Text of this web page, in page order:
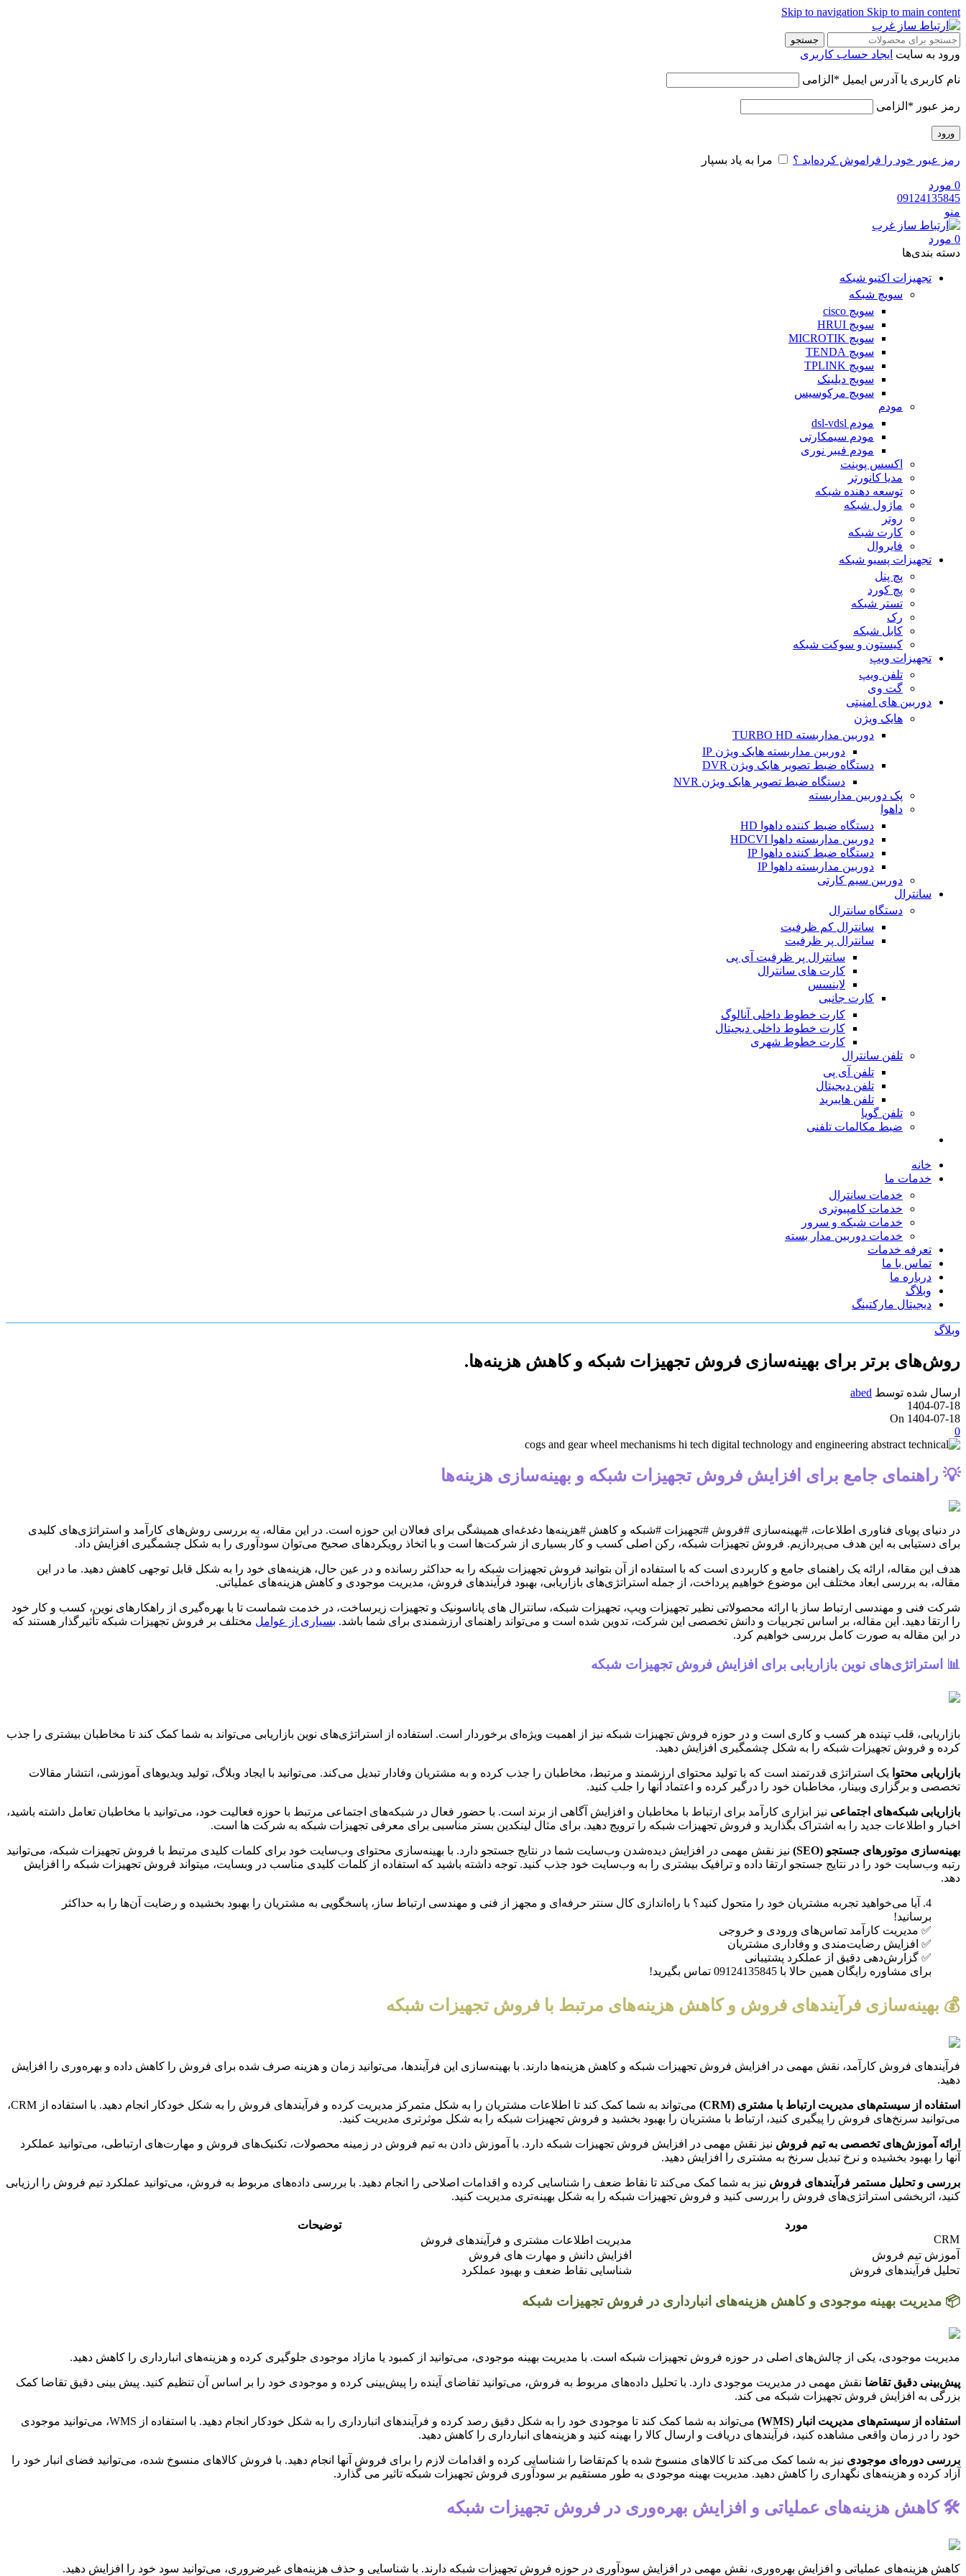
Skip to navigation Skip to main content
جستجو
ورود به سایت ایجاد حساب کاربری
نام کاربری یا آدرس ایمیل * الزامی
رمز عبور * الزامی
ورود
رمز عبور خود را فراموش کرده‌اید ؟ مرا به یاد بسپار
0 مورد
09124135845
منو
0 مورد
دسته‌ بندی‌ها
تجهیزات اکتیو شبکه
سویچ شبکه
سویچ cisco
سویچ HRUI
سویچ MICROTIK
سویچ TENDA
سویچ TPLINK
سویچ دیلینک
سویچ مرکوسیس
مودم
مودم dsl-vdsl
مودم سیمکارتی
مودم فیبر نوری
اکسس پوینت
مدیا کانورتر
توسعه دهنده شبکه
ماژول شبکه
روتر
کارت شبکه
فایروال
تجهیزات پسیو شبکه
پچ پنل
پچ کورد
تستر شبکه
رک
کابل شبکه
کیستون و سوکت شبکه
تجهیزات ویپ
تلفن ویپ
گت وی
دوربین های امنیتی
هایک ویژن
دوربین مداربسته TURBO HD
دوربین مداربسته هایک ویژن IP
دستگاه ضبط تصویر هایک ویژن DVR
دستگاه ضبط تصویر هایک ویژن NVR
پک دوربین مداربسته
داهوا
دستگاه ضبط کننده داهوا HD
دوربین مداربسته داهوا HDCVI
دستگاه ضبط کننده داهوا IP
دوربین مداربسته داهوا IP
دوربین سیم کارتی
سانترال
دستگاه سانترال
سانترال کم ظرفیت
سانترال پر ظرفیت
سانترال پر ظرفیت آی پی
کارت های سانترال
لاینسس
کارت جانبی
کارت خطوط داخلی آنالوگ
کارت خطوط داخلی دیجیتال
کارت خطوط شهری
تلفن سانترال
تلفن آی پی
تلفن دیجیتال
تلفن هایبرید
تلفن گویا
ضبط مکالمات تلفنی
خانه
خدمات ما
خدمات سانترال
خدمات کامپیوتری
خدمات شبکه و سرور
خدمات دوربین مدار بسته
تعرفه خدمات
تماس با ما
درباره ما
وبلاگ
دیجیتال مارکتینگ
وبلاگ
روش‌های برتر برای بهینه‌سازی فروش تجهیزات شبکه و کاهش هزینه‌ها.
ارسال شده توسط abed
1404-07-18
On 1404-07-18
0
💡 راهنمای جامع برای افزایش فروش تجهیزات شبکه و بهینه‌سازی هزینه‌ها
در دنیای پویای فناوری اطلاعات، #بهینه‌سازی #فروش #تجهیزات #شبکه و کاهش #هزینه‌ها دغدغه‌ای همیشگی برای فعالان این حوزه است. در این مقاله، به بررسی روش‌های کارآمد و استراتژی‌های کلیدی
برای دستیابی به این هدف می‌پردازیم. فروش تجهیزات شبکه، رکن اصلی کسب و کار بسیاری از شرکت‌ها است و با اتخاذ رویکردهای صحیح می‌توان سودآوری را به شکل چشمگیری افزایش داد.
هدف این مقاله، ارائه یک راهنمای جامع و کاربردی است که با استفاده از آن بتوانید فروش تجهیزات شبکه را به حداکثر رسانده و در عین حال، هزینه‌های خود را به شکل قابل توجهی کاهش دهید. ما در این
مقاله، به بررسی ابعاد مختلف این موضوع خواهیم پرداخت، از جمله استراتژی‌های بازاریابی، بهبود فرآیندهای فروش، مدیریت موجودی و کاهش هزینه‌های عملیاتی.
شرکت فنی و مهندسی ارتباط ساز با ارائه محصولاتی نظیر تجهیزات ویپ، تجهیزات شبکه، سانترال های پاناسونیک و تجهیزات زیرساخت، در خدمت شماست تا با بهره‌گیری از راهکارهای نوین، کسب و کار خود
را ارتقا دهید. این مقاله، بر اساس تجربیات و دانش تخصصی این شرکت، تدوین شده است و می‌تواند راهنمای ارزشمندی برای شما باشد. بسیاری از عوامل مختلف بر فروش تجهیزات شبکه تأثیرگذار هستند که
در این مقاله به صورت کامل بررسی خواهیم کرد.
📊 استراتژی‌های نوین بازاریابی برای افزایش فروش تجهیزات شبکه
بازاریابی، قلب تپنده هر کسب و کاری است و در حوزه فروش تجهیزات شبکه نیز از اهمیت ویژه‌ای برخوردار است. استفاده از استراتژی‌های نوین بازاریابی می‌تواند به شما کمک کند تا مخاطبان بیشتری را جذب
کرده و فروش تجهیزات شبکه را به شکل چشمگیری افزایش دهید.
بازاریابی محتوا یک استراتژی قدرتمند است که با تولید محتوای ارزشمند و مرتبط، مخاطبان را جذب کرده و به مشتریان وفادار تبدیل می‌کند. می‌توانید با ایجاد وبلاگ، تولید ویدیوهای آموزشی، انتشار مقالات
تخصصی و برگزاری وبینار، مخاطبان خود را درگیر کرده و اعتماد آنها را جلب کنید.
بازاریابی شبکه‌های اجتماعی نیز ابزاری کارآمد برای ارتباط با مخاطبان و افزایش آگاهی از برند است. با حضور فعال در شبکه‌های اجتماعی مرتبط با حوزه فعالیت خود، می‌توانید با مخاطبان تعامل داشته باشید،
اخبار و اطلاعات جدید را به اشتراک بگذارید و فروش تجهیزات شبکه را ترویج دهید. برای مثال لینکدین بستر مناسبی برای معرفی تجهیزات شبکه به شرکت ها است.
بهینه‌سازی موتورهای جستجو (SEO)
نیز نقش مهمی در افزایش دیده‌شدن وب‌سایت شما در نتایج جستجو دارد. با بهینه‌سازی محتوای وب‌سایت خود برای کلمات کلیدی مرتبط با فروش تجهیزات شبکه، می‌توانید
رتبه وب‌سایت خود را در نتایج جستجو ارتقا داده و ترافیک بیشتری را به وب‌سایت خود جذب کنید. توجه داشته باشید که استفاده از کلمات کلیدی مناسب در وبسایت، میتواند فروش تجهیزات شبکه را افزایش
دهد.
4. آیا می‌خواهید تجربه مشتریان خود را متحول کنید؟ با راه‌اندازی کال سنتر حرفه‌ای و مجهز از فنی و مهندسی ارتباط ساز، پاسخگویی به مشتریان را بهبود بخشیده و رضایت آن‌ها را به حداکثر
برسانید!
✅ مدیریت کارآمد تماس‌های ورودی و خروجی
✅ افزایش رضایت‌مندی و وفاداری مشتریان
✅ گزارش‌دهی دقیق از عملکرد پشتیبانی
برای مشاوره رایگان همین حالا با 09124135845 تماس بگیرید!
💰 بهینه‌سازی فرآیندهای فروش و کاهش هزینه‌های مرتبط با فروش تجهیزات شبکه
فرآیندهای فروش کارآمد، نقش مهمی در افزایش فروش تجهیزات شبکه و کاهش هزینه‌ها دارند. با بهینه‌سازی این فرآیندها، می‌توانید زمان و هزینه صرف شده برای فروش را کاهش داده و بهره‌وری را افزایش
دهید.
استفاده از سیستم‌های مدیریت ارتباط با مشتری (CRM)
می‌تواند به شما کمک کند تا اطلاعات مشتریان را به شکل متمرکز مدیریت کرده و فرآیندهای فروش را به شکل خودکار انجام دهید. با استفاده از CRM،
می‌توانید سرنخ‌های فروش را پیگیری کنید، ارتباط با مشتریان را بهبود بخشید و فروش تجهیزات شبکه را به شکل موثرتری مدیریت کنید.
ارائه آموزش‌های تخصصی به تیم فروش نیز نقش مهمی در افزایش فروش تجهیزات شبکه دارد. با آموزش دادن به تیم فروش در زمینه محصولات، تکنیک‌های فروش و مهارت‌های ارتباطی، می‌توانید عملکرد
آنها را بهبود بخشیده و نرخ تبدیل سرنخ به مشتری را افزایش دهید.
بررسی و تحلیل مستمر فرآیندهای فروش نیز به شما کمک می‌کند تا نقاط ضعف را شناسایی کرده و اقدامات اصلاحی را انجام دهید. با بررسی داده‌های مربوط به فروش، می‌توانید عملکرد تیم فروش را ارزیابی
کنید، اثربخشی استراتژی‌های فروش را بررسی کنید و فروش تجهیزات شبکه را به شکل بهینه‌تری مدیریت کنید.
مورد
توضیحات
CRM
مدیریت اطلاعات مشتری و فرآیندهای فروش
آموزش تیم فروش
افزایش دانش و مهارت های فروش
تحلیل فرآیندهای فروش
شناسایی نقاط ضعف و بهبود عملکرد
📦 مدیریت بهینه موجودی و کاهش هزینه‌های انبارداری در فروش تجهیزات شبکه
مدیریت موجودی، یکی از چالش‌های اصلی در حوزه فروش تجهیزات شبکه است. با مدیریت بهینه موجودی، می‌توانید از کمبود یا مازاد موجودی جلوگیری کرده و هزینه‌های انبارداری را کاهش دهید.
پیش‌بینی دقیق تقاضا نقش مهمی در مدیریت موجودی دارد. با تحلیل داده‌های مربوط به فروش، می‌توانید تقاضای آینده را پیش‌بینی کرده و موجودی خود را بر اساس آن تنظیم کنید. پیش بینی دقیق تقاضا کمک
بزرگی به افزایش فروش تجهیزات شبکه می کند.
استفاده از سیستم‌های مدیریت انبار (WMS)
می‌تواند به شما کمک کند تا موجودی خود را به شکل دقیق رصد کرده و فرآیندهای انبارداری را به شکل خودکار انجام دهید. با استفاده از WMS، می‌توانید موجودی
خود را در زمان واقعی مشاهده کنید، فرآیندهای دریافت و ارسال کالا را بهینه کنید و هزینه‌های انبارداری را کاهش دهید.
بررسی دوره‌ای موجودی نیز به شما کمک می‌کند تا کالاهای منسوخ شده یا کم‌تقاضا را شناسایی کرده و اقدامات لازم را برای فروش آنها انجام دهید. با فروش کالاهای منسوخ شده، می‌توانید فضای انبار خود را
آزاد کرده و هزینه‌های نگهداری را کاهش دهید. مدیریت بهینه موجودی به طور مستقیم بر سودآوری فروش تجهیزات شبکه تاثیر می گذارد.
🛠️ کاهش هزینه‌های عملیاتی و افزایش بهره‌وری در فروش تجهیزات شبکه
کاهش هزینه‌های عملیاتی و افزایش بهره‌وری، نقش مهمی در افزایش سودآوری در حوزه فروش تجهیزات شبکه دارند. با شناسایی و حذف هزینه‌های غیرضروری، می‌توانید سود خود را افزایش دهید.